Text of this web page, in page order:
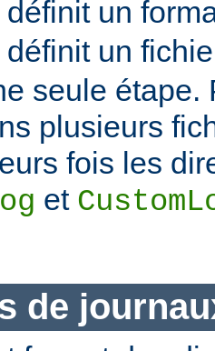
définit un
définit un
seule étape.
plusieurs
fois les
et
de